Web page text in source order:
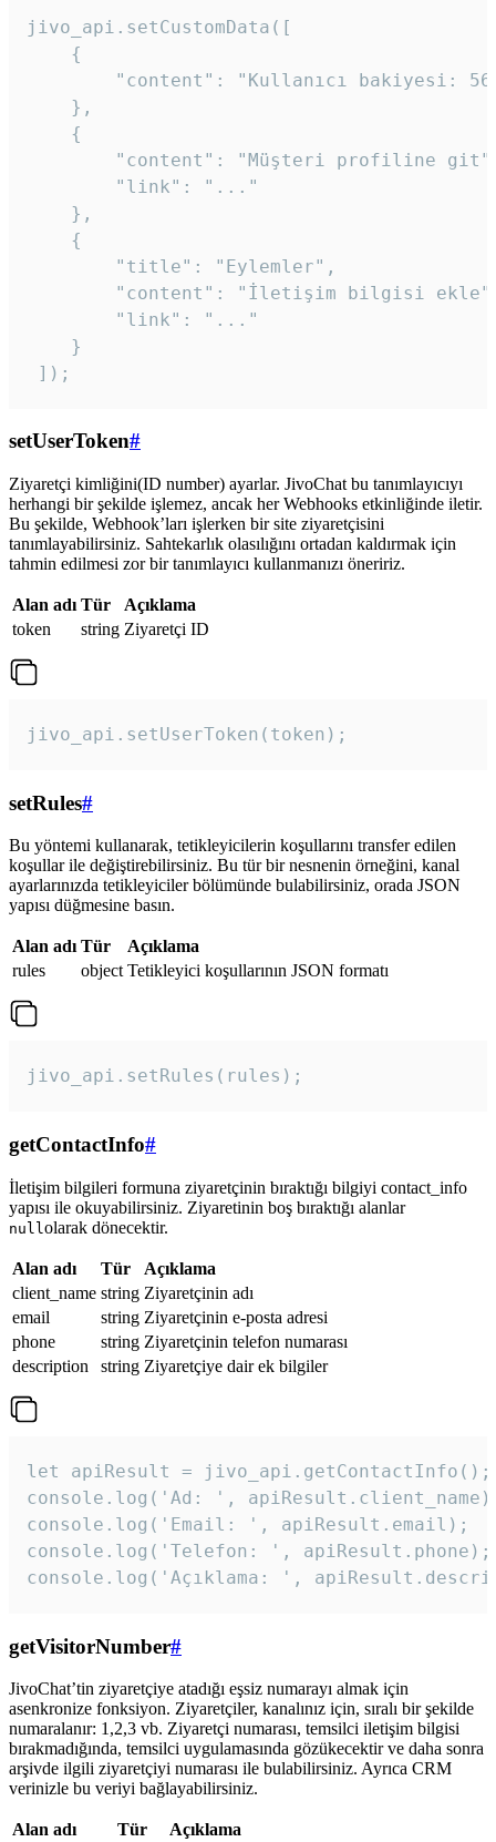
jivo_api.setCustomData([
    {
"content": "Kullanıcı bakiyesi:
    },
    {
"content": "Müşteri profiline
        "link": "..."
    },
    {
        "title": "Eylemler",
"content": "İletişim bilgisi
        "link": "..."
    }
]);
setUserToken#
Ziyaretçi kimliğini(ID number) ayarlar. JivoChat bu tanımlayıcıyı
herhangi bir şekilde işlemez, ancak her Webhooks etkinliğinde iletir.
Bu şekilde, Webhook’ları işlerken bir site ziyaretçisini
tanımlayabilirsiniz. Sahtekarlık olasılığını ortadan kaldırmak için
tahmin edilmesi zor bir tanımlayıcı kullanmanızı öneririz.
Alan adı Tür
Açıklama
token
string Ziyaretçi ID
jivo_api.setUserToken(token);
setRules#
Bu yöntemi kullanarak, tetikleyicilerin koşullarını transfer edilen
koşullar ile değiştirebilirsiniz. Bu tür bir nesnenin örneğini, kanal
ayarlarınızda tetikleyiciler bölümünde bulabilirsiniz, orada JSON
yapısı düğmesine basın.
Alan adı Tür
Açıklama
rules
object Tetikleyici koşullarının JSON formatı
jivo_api.setRules(rules);
getContactInfo#
İletişim bilgileri formuna ziyaretçinin bıraktığı bilgiyi contact_info
yapısı ile okuyabilirsiniz. Ziyaretinin boş bıraktığı alanlar
null olarak dönecektir.
Alan adı Tür
Açıklama
client_name string Ziyaretçinin adı
email
string Ziyaretçinin e-posta adresi
phone
string Ziyaretçinin telefon numarası
description
string Ziyaretçiye dair ek bilgiler
let apiResult = jivo_api.getContactInfo();
console.log('Ad: ',
console.log('Email: ', apiResult.email);
console.log('Telefon: ', apiResult.phone);
console.log('Açıklama: ',
getVisitorNumber#
JivoChat’tin ziyaretçiye atadığı eşsiz numarayı almak için
asenkronize fonksiyon. Ziyaretçiler, kanalınız için, sıralı bir şekilde
numaralanır: 1,2,3 vb. Ziyaretçi numarası, temsilci iletişim bilgisi
bırakmadığında, temsilci uygulamasında gözükecektir ve daha sonra
arşivde ilgili ziyaretçiyi numarası ile bulabilirsiniz. Ayrıca CRM
verinizle bu veriyi bağlayabilirsiniz.
Alan adı Tür
Açıklama